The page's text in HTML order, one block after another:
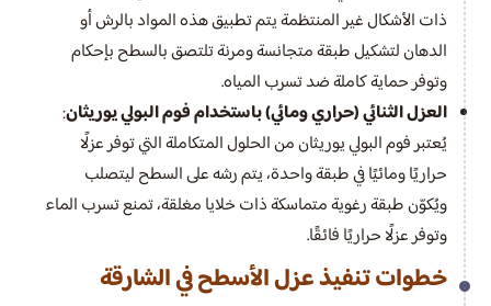
ذات الأشكال غير المنتظمة يتم تطبيق هذه المواد بالرش أو
الدهان لتشكيل طبقة متجانسة ومرنة تلتصق بالسطح بإحكام
وتوفر حماية كاملة ضد تسرب المياه.
العزل الثنائي (حراري ومائي) باستخدام فوم البولي يوريثان:
يُعتبر فوم البولي يوريثان من الحلول المتكاملة التي توفر عزلًا
حراريًا ومائيًا في طبقة واحدة، يتم رشه على السطح ليتصلب
ويُكوّن طبقة رغوية متماسكة ذات خلايا مغلقة، تمنع تسرب الماء
وتوفر عزلًا حراريًا فائقًا.
خطوات تنفيذ عزل الأسطح في الشارقة